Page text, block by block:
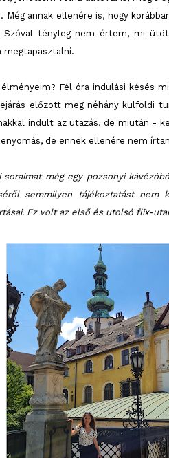
Még annak ellenére is, hogy
Szóval tényleg nem értem, mi
megtapasztalni.
Fél óra indulási késés
előzött meg néhány külföldi
indult az utazás, de miután -
de ennek ellenére nem
soraimat még egy pozsonyi
semmilyen tájékoztatást nem
Ez volt az első és utolsó flix-